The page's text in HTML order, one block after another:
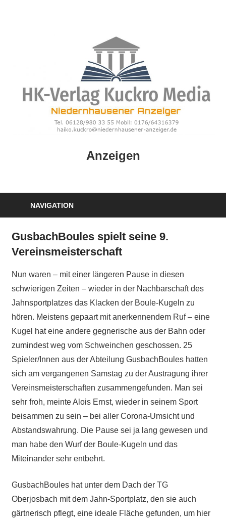
Anzeigen
NAVIGATION
GusbachBoules spielt seine 9.
Vereinsmeisterschaft
Nun waren – mit einer längeren Pause in diesen
schwierigen Zeiten – wieder in der Nachbarschaft des
Jahnsportplatzes das Klacken der Boule-Kugeln zu
hören. Meistens gepaart mit anerkennendem Ruf – eine
Kugel hat eine andere gegnerische aus der Bahn oder
zumindest weg vom Schweinchen geschossen. 25
Spieler/Innen aus der Abteilung GusbachBoules hatten
sich am vergangenen Samstag zu der Austragung ihrer
Vereinsmeisterschaften zusammengefunden. Man sei
sehr froh, meinte Alois Ernst, wieder in seinem Sport
beisammen zu sein – bei aller Corona-Umsicht und
Abstandswahrung. Die Pause sei ja lang gewesen und
man habe den Wurf der Boule-Kugeln und das
Miteinander sehr entbehrt.
GusbachBoules hat unter dem Dach der TG
Oberjosbach mit dem Jahn-Sportplatz, den sie auch
gärtnerisch pflegt, eine ideale Fläche gefunden, um hier